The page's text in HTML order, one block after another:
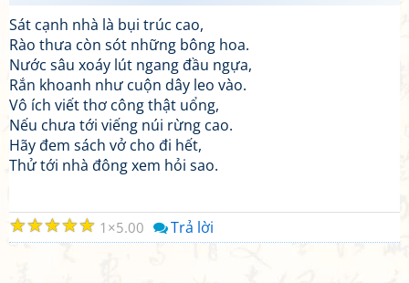
Sát cạnh nhà là bụi trúc cao,
Rào thưa còn sót những bông hoa.
Nước sâu xoáy lút ngang đầu ngựa,
Rắn khoanh như cuộn dây leo vào.
Vô ích viết thơ công thật uổng,
Nếu chưa tới viếng núi rừng cao.
Hãy đem sách vở cho đi hết,
Thử tới nhà đông xem hỏi sao.
☆
☆
☆
☆
☆ 1 5.00 Trả lời